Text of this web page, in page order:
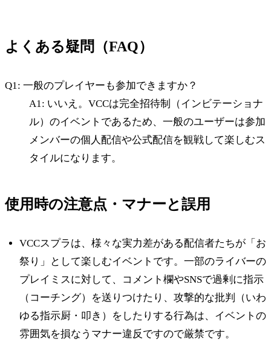
よくある疑問（FAQ）
Q1: 一般のプレイヤーも参加できますか？
A1: いいえ。VCCは完全招待制（インビテーショナ
ル）のイベントであるため、一般のユーザーは参加
メンバーの個人配信や公式配信を観戦して楽しむス
タイルになります。
使用時の注意点・マナーと誤用
VCCスプラは、様々な実力差がある配信者たちが「お
祭り」として楽しむイベントです。一部のライバーの
プレイミスに対して、コメント欄やSNSで過剰に指示
（コーチング）を送りつけたり、攻撃的な批判（いわ
ゆる指示厨・叩き）をしたりする行為は、イベントの
雰囲気を損なうマナー違反ですので厳禁です。